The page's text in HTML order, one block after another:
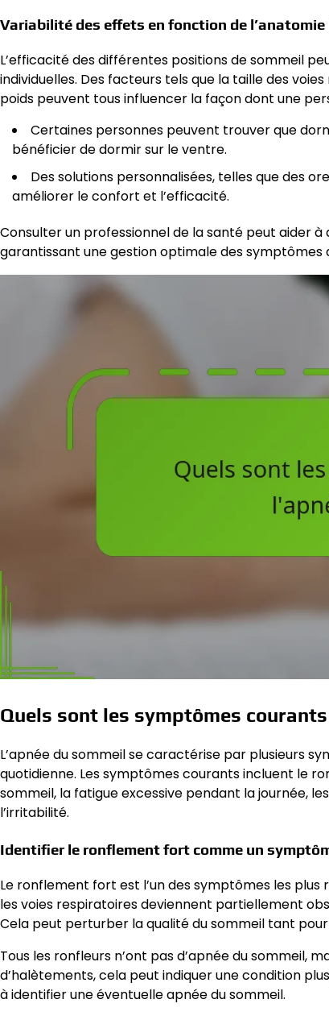
Variabilité des effets en fonction de
L’efficacité des différentes positions de sommeil
individuelles. Des facteurs tels que la taille des
poids peuvent tous influencer la façon dont une
Certaines personnes peuvent trouver que
bénéficier de dormir sur le ventre.
Des solutions personnalisées, telles que des
améliorer le confort et l’efficacité.
Consulter un professionnel de la santé peut aider
garantissant une gestion optimale des symptômes
Quels sont les symptômes courants
L’apnée du sommeil se caractérise par plusieurs
quotidienne. Les symptômes courants incluent le
sommeil, la fatigue excessive pendant la journée,
l’irritabilité.
Identifier le ronflement fort comme un
Le ronflement fort est l’un des symptômes les plus
les voies respiratoires deviennent partiellement
Cela peut perturber la qualité du sommeil tant pour
Tous les ronfleurs n’ont pas d’apnée du sommeil,
d’halètements, cela peut indiquer une condition
à identifier une éventuelle apnée du sommeil.